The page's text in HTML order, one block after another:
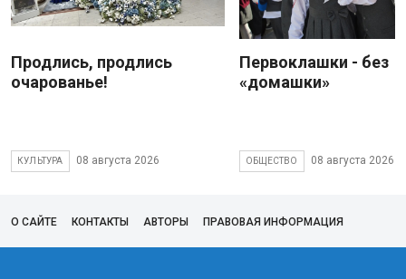
Продлись, продлись
очарованье!
КУЛЬТУРА 08 августа 2026
Первоклашки - без
«домашки»
ОБЩЕСТВО 08 августа 2026
О САЙТЕ КОНТАКТЫ АВТОРЫ ПРАВОВАЯ ИНФОРМАЦИЯ